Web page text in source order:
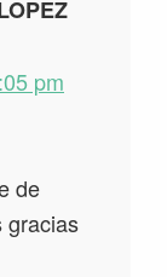
pm
de
gracias